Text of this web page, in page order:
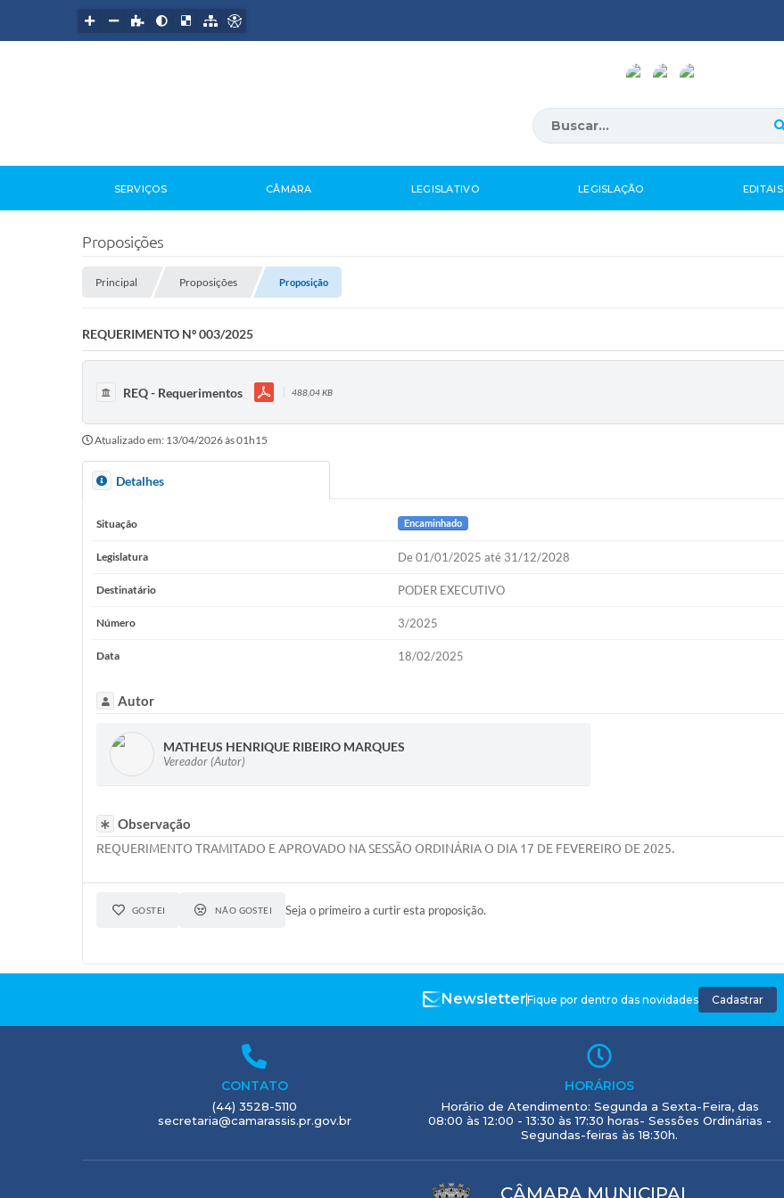
SERVIÇOS CÂMARA LEGISLATIVO LEGISLAÇÃO EDITAIS
Proposições
Principal Proposições Proposição
REQUERIMENTO Nº 003/2025
REQ - Requerimentos 488,04 KB
Atualizado em: 13/04/2026 às 01h15
Detalhes
Situação Encaminhado
Legislatura De 01/01/2025 até 31/12/2028
Destinatário PODER EXECUTIVO
Número 3/2025
Data 18/02/2025
Autor
MATHEUS HENRIQUE RIBEIRO MARQUES
Vereador (Autor)
Observação
REQUERIMENTO TRAMITADO E APROVADO NA SESSÃO ORDINÁRIA O DIA 17 DE FEVEREIRO DE 2025.
GOSTEI NÃO GOSTEI Seja o primeiro a curtir esta proposição.
NewsletterFique por dentro das novidades Cadastrar
CONTATO
(44) 3528-5110
secretaria@camarassis.pr.gov.br
HORÁRIOS
Horário de Atendimento: Segunda a Sexta-Feira, das
08:00 às 12:00 - 13:30 às 17:30 horas- Sessões Ordinárias -
Segundas-feiras às 18:30h.
CÂMARA MUNICIPAL